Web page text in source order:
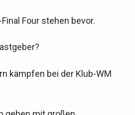
Four stehen bevor.
kämpfen bei der Klub-WM